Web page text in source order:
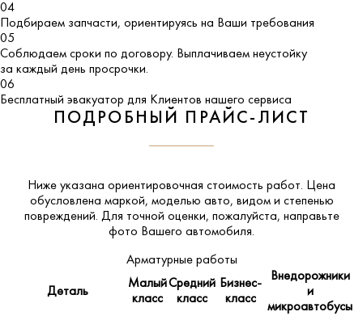
04
Подбираем запчасти, ориентируясь на Ваши требования
05
Соблюдаем сроки по договору. Выплачиваем неустойку
за каждый день просрочки.
06
Бесплатный эвакуатор для Клиентов нашего сервиса
ПОДРОБНЫЙ ПРАЙС-ЛИСТ
Ниже указана ориентировочная стоимость работ. Цена
обусловлена маркой, моделью авто, видом и степенью
повреждений. Для точной оценки, пожалуйста, направьте
фото Вашего автомобиля.
Арматурные работы
Деталь
Малый
класс
Средний
класс
Бизнес-
класс
Внедорожники
и
микроавтобусы